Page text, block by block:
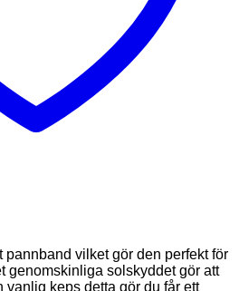
pannband vilket gör den perfekt för
genomskinliga solskyddet gör att
vanlig keps detta gör du får ett